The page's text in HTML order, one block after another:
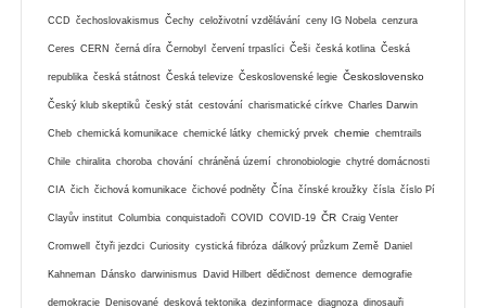
CCD čechoslovakismus Čechy celoživotní vzdělávání ceny IG Nobela cenzura
Ceres CERN černá díra Černobyl červení trpaslíci Češi česká kotlina Česká
republika česká státnost Česká televize Československé legie Československo
Český klub skeptiků český stát cestování charismatické církve Charles Darwin
Cheb chemická komunikace chemické látky chemický prvek chemie chemtrails
Chile chiralita choroba chování chráněná území chronobiologie chytré domácnosti
CIA čich čichová komunikace čichové podněty Čína čínské kroužky čísla číslo Pí
Clayův institut Columbia conquistadoři COVID COVID-19 ČR Craig Venter
Cromwell čtyři jezdci Curiosity cystická fibróza dálkový průzkum Země Daniel
Kahneman Dánsko darwinismus David Hilbert dědičnost demence demografie
demokracie Denisované desková tektonika dezinformace diagnoza dinosauři